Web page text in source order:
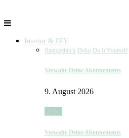
Interior & DIY
Bautagebuch Deko Do It Yourself
Verwalte Deine Abonnements
9. August 2026
Verwalte Deine Abonnements